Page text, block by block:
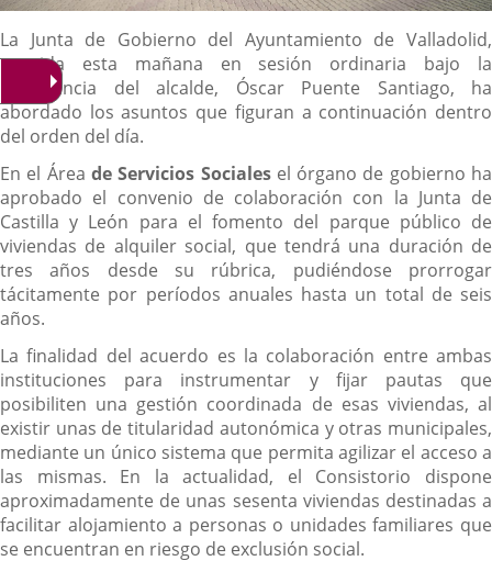
Descripción
La Junta de Gobierno del Ayuntamiento de Valladolid,
reunida esta mañana en sesión ordinaria bajo la
presidencia del alcalde, Óscar Puente Santiago, ha
abordado los asuntos que figuran a continuación dentro
del orden del día.
En el Área de Servicios Socialesel órgano de gobierno ha
aprobado el convenio de colaboración con la Junta de
Castilla y León para el fomento del parque público de
viviendas de alquiler social, que tendrá una duración de
tres años desde su rúbrica, pudiéndose prorrogar
tácitamente por períodos anuales hasta un total de seis
años.
La finalidad del acuerdo es la colaboración entre ambas
instituciones para instrumentar y fijar pautas que
posibiliten una gestión coordinada de esas viviendas, al
existir unas de titularidad autonómica y otras municipales,
mediante un único sistema que permita agilizar el acceso a
las mismas. En la actualidad, el Consistorio dispone
aproximadamente de unas sesenta viviendas destinadas a
facilitar alojamiento a personas o unidades familiares que
se encuentran en riesgo de exclusión social.